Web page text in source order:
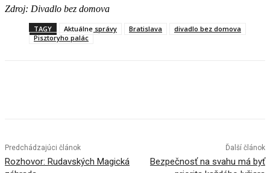
Zdroj: Divadlo bez domova
TAGY Aktuálne správy Bratislava
divadlo bez domova
Pisztoryho palác
Predchádzajúci článok
Rozhovor: Rudavských Magická
Ďalší článok
Bezpečnosť na svahu má byť